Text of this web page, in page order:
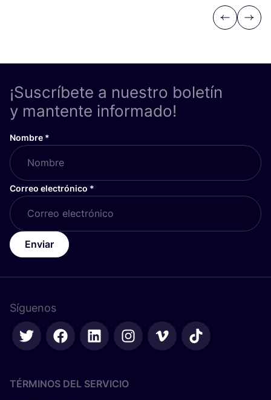
Previous
Next
¡Suscríbete a nuestro boletín
y mantente informado!
Nombre *
Correo electrónico *
Enviar
Síguenos
TÉRMINOS DEL SERVICIO